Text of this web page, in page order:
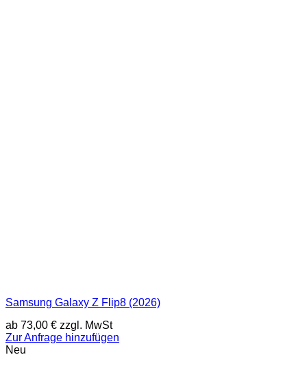
Samsung Galaxy Z Flip8 (2026)
ab 73,00 € zzgl. MwSt
Zur Anfrage hinzufügen
Neu